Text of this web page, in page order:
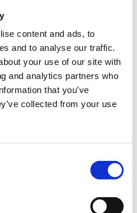
content and ads, to
and to analyse our traffic.
your use of our site with
and analytics partners who
that you’ve
collected from your use
να δώσει την
να κατανοήσουν
και να
χρήσης του. Μέσα απο μια
απλό αλγόριθμο. Το
χρειάζεται για να
οι συμμετέχοντες θα